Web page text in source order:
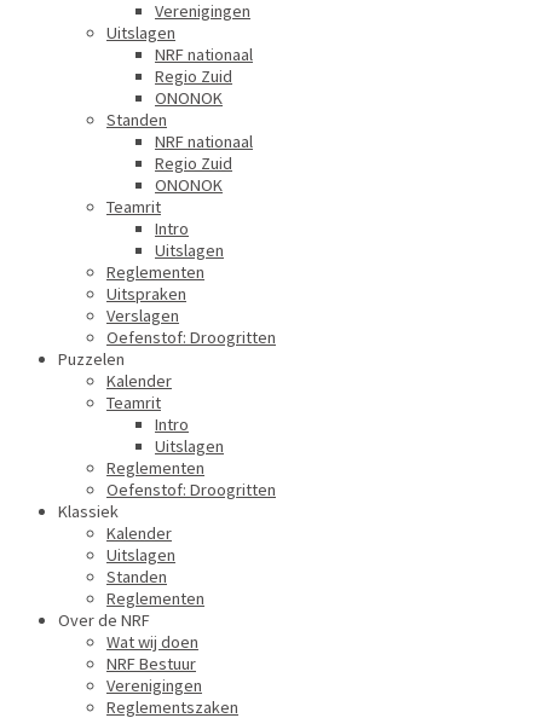
Verenigingen
Uitslagen
NRF nationaal
Regio Zuid
ONONOK
Standen
NRF nationaal
Regio Zuid
ONONOK
Teamrit
Intro
Uitslagen
Reglementen
Uitspraken
Verslagen
Oefenstof: Droogritten
Puzzelen
Kalender
Teamrit
Intro
Uitslagen
Reglementen
Oefenstof: Droogritten
Klassiek
Kalender
Uitslagen
Standen
Reglementen
Over de NRF
Wat wij doen
NRF Bestuur
Verenigingen
Reglementszaken